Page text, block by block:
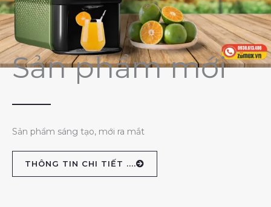
Sản phẩm mới
Sản phẩm sáng tạo, mới ra mắt
THÔNG TIN CHI TIẾT ....